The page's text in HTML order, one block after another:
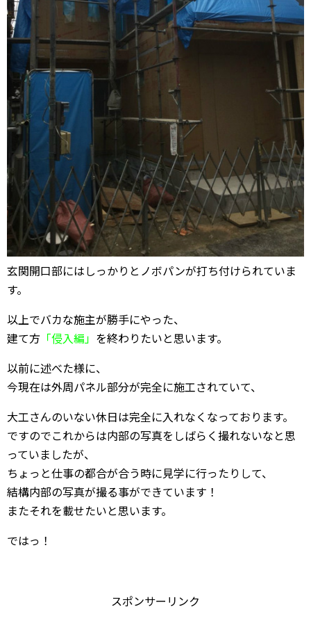
玄関開口部にはしっかりとノボパンが打ち付けられていま
す。
以上でバカな施主が勝手にやった、
建て方 「侵入編」 を終わりたいと思います。
以前に述べた様に、
今現在は外周パネル部分が完全に施工されていて、
大工さんのいない休日は完全に入れなくなっております。
ですのでこれからは内部の写真をしばらく撮れないなと思
っていましたが、
ちょっと仕事の都合が合う時に見学に行ったりして、
結構内部の写真が撮る事ができています！
またそれを載せたいと思います。
ではっ！
スポンサーリンク